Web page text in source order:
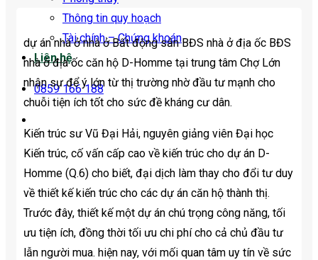
Thông tin quy hoạch
Tài chính – Chứng khoán
Liên hệ
0859 166 188
dự án nhà ở nhà ở Bất động sản BĐS nhà ở địa ốc BĐS
nhà ở địa ốc căn hộ D-Homme tại trung tâm Chợ Lớn
nhận sự để ý lớn từ thị trường nhờ đầu tư mạnh cho
chuỗi tiện ích tốt cho sức đề kháng cư dân.
Kiến trúc sư Vũ Đại Hải, nguyên giảng viên Đại học
Kiến trúc, cố vấn cấp cao về kiến trúc cho dự án D-
Homme (Q.6) cho biết, đại dịch làm thay cho đổi tư duy
về thiết kế kiến trúc cho các dự án căn hộ thành thị.
Trước đây, thiết kế một dự án chú trọng công năng, tối
ưu tiện ích, đồng thời tối ưu chi phí cho cả chủ đầu tư
lẫn người mua. hiện nay, với mối quan tâm uy tín về sức